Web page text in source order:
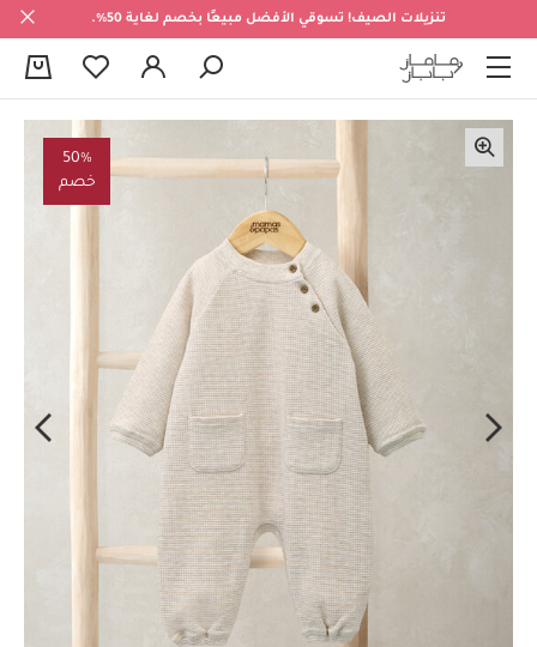
تنزيلات الصيف! تسوقي الأفضل مبيعًا بخصم لغاية 50%.
50%
خصم